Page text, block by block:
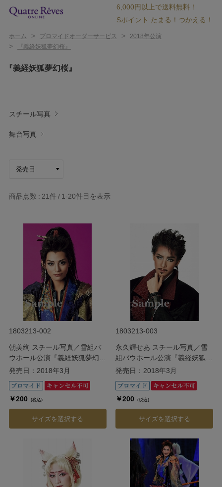
6,000円以上で送料無料！
Sポイント たまる！つかえる！
ホーム > ブロマイドオーダーサービス > 2018年公演
> 『義経妖狐夢幻桜』
『義経妖狐夢幻桜』
スチール写真
舞台写真
商品点数 21件 1-20件目を表示
1803213-002
朝美絢 スチール写真／雪組バ
ウホール公演『義経妖狐夢幻桜
（よしつねようこむげんざく
発売日：2018年3月
￥200 (税込)
サイズを選択する
1803213-003
永久輝せあ スチール写真／雪
組バウホール公演『義経妖狐夢
幻桜（よしつねようこむげんざ
発売日：2018年3月
￥200 (税込)
サイズを選択する